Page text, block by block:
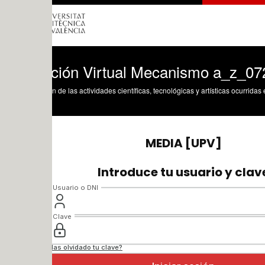
Virtual Mecanismo a_z_0721 con
de las actividades científicas, tecnológicas y artísticas ocurridas en los tres